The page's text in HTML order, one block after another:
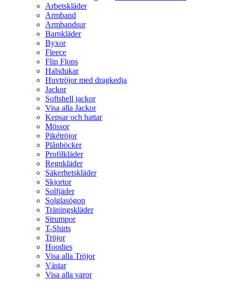
Arbetskläder
Armband
Armbandsur
Barnkläder
Byxor
Fleece
Flip Flops
Halsdukar
Huvtröjor med dragkedja
Jackor
Softshell jackor
Visa alla Jackor
Kepsar och hattar
Mössor
Pikétröjor
Plånböcker
Profilkläder
Regnkläder
Säkerhetskläder
Skjortor
Solfjäder
Solglasögon
Träningskläder
Strumpor
T-Shirts
Tröjor
Hoodies
Visa alla Tröjor
Västar
Visa alla varor